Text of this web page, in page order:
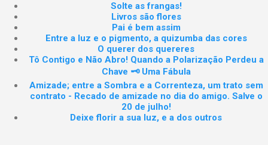
Solte as frangas!
Livros são flores
Pai é bem assim
Entre a luz e o pigmento, a quizumba das cores
O querer dos quereres
Tô Contigo e Não Abro! Quando a Polarização Perdeu a
Chave 🗝️ Uma Fábula
Amizade; entre a Sombra e a Correnteza, um trato sem
contrato - Recado de amizade no dia do amigo. Salve o
20 de julho!
Deixe florir a sua luz, e a dos outros